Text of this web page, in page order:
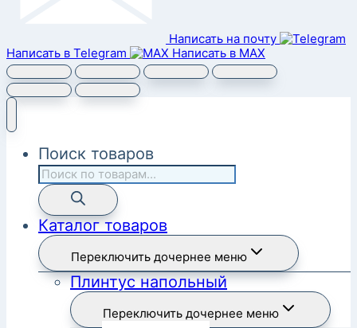
Написать на почту
Написать в Telegram
Написать в MAX
Поиск товаров
Каталог товаров
Переключить дочернее меню
Плинтус напольный
Переключить дочернее меню